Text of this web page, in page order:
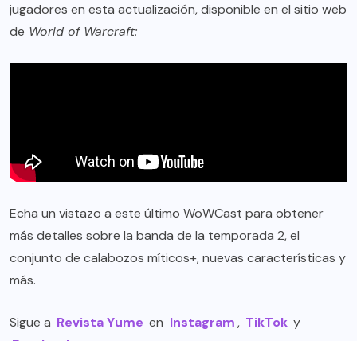
jugadores en esta actualización, disponible en el sitio web
de World of Warcraft:
Echa un vistazo a este último WoWCast para obtener
más detalles sobre la banda de la temporada 2, el
conjunto de calabozos míticos+, nuevas características y
más.
Sigue a Revista Yume en Instagram, TikTok y